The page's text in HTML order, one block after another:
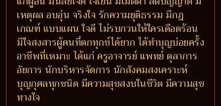
เหตุผล อบอุ่น จริงใจ รักความยุติธรรม มีกฎ
เกณฑ์ แบบแผน ใจดี ไม่รบกวนให้ใครเดือดร้อน
มีใจสงสารผู้คนที่ตกทุกข์ได้ยาก ได้ทำบุญบ่อยครั้ง
อาชีพที่เหมาะ ได้แก่ ครูอาจารย์ แพทย์ ตุลาการ
อัยการ นักบริหารจัดการ นักสังคมสงเคราะห์
บุญกุศลทุกชนิด มีความสุขสงบในชีวิต มีความสุข
ทางใจ